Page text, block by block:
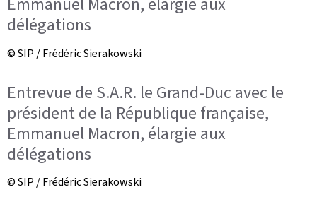
délégations
© SIP / Frédéric Sierakowski
Entrevue de S.A.R. le Grand-Duc avec le
président de la République française,
Emmanuel Macron, élargie aux
délégations
© SIP / Frédéric Sierakowski